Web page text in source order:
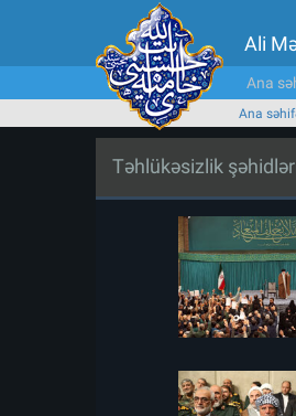
Ali
Ana
Ana
Təhlükəsizlik